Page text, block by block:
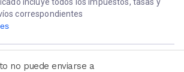
incluye todos los impuestos, tasas y
correspondientes
no puede enviarse a